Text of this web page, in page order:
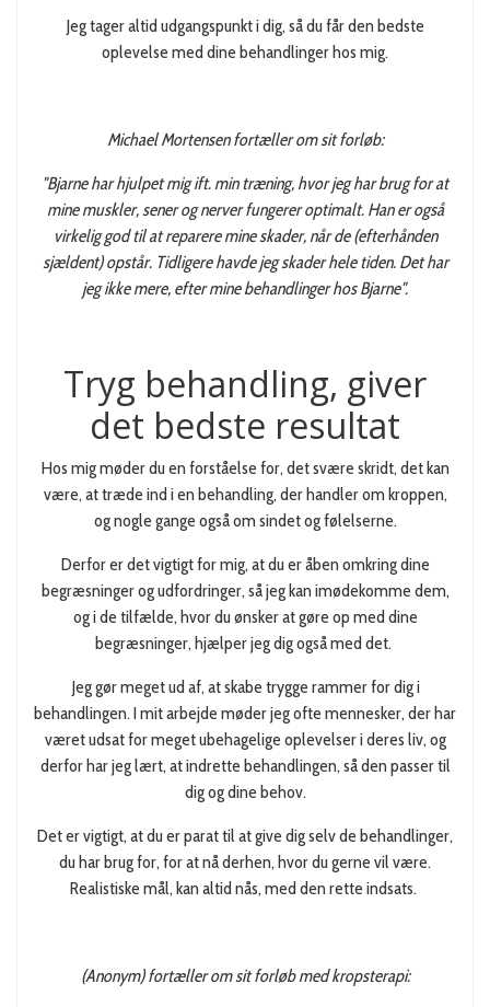
Jeg tager altid udgangspunkt i dig, så du får den bedste
oplevelse med dine behandlinger hos mig.
Michael Mortensen fortæller om sit forløb:
"Bjarne har hjulpet mig ift. min træning, hvor jeg har brug for at
mine muskler, sener og nerver fungerer optimalt. Han er også
virkelig god til at reparere mine skader, når de (efterhånden
sjældent) opstår. Tidligere havde jeg skader hele tiden. Det har
jeg ikke mere, efter mine behandlinger hos Bjarne".
Tryg behandling, giver
det bedste resultat
Hos mig møder du en forståelse for, det svære skridt, det kan
være, at træde ind i en behandling, der handler om kroppen,
og nogle gange også om sindet og følelserne.
Derfor er det vigtigt for mig, at du er åben omkring dine
begræsninger og udfordringer, så jeg kan imødekomme dem,
og i de tilfælde, hvor du ønsker at gøre op med dine
begræsninger, hjælper jeg dig også med det.
Jeg gør meget ud af, at skabe trygge rammer for dig i
behandlingen. I mit arbejde møder jeg ofte mennesker, der har
været udsat for meget ubehagelige oplevelser i deres liv, og
derfor har jeg lært, at indrette behandlingen, så den passer til
dig og dine behov.
Det er vigtigt, at du er parat til at give dig selv de behandlinger,
du har brug for, for at nå derhen, hvor du gerne vil være.
Realistiske mål, kan altid nås, med den rette indsats.
(Anonym) fortæller om sit forløb med kropsterapi: